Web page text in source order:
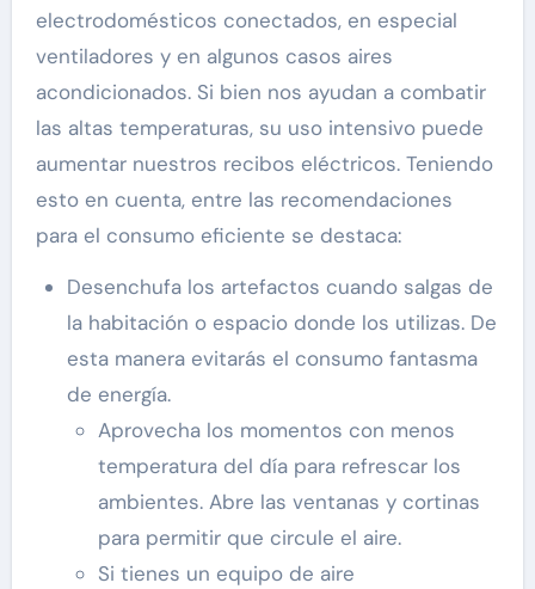
electrodomésticos conectados, en especial
ventiladores y en algunos casos aires
acondicionados. Si bien nos ayudan a combatir
las altas temperaturas, su uso intensivo puede
aumentar nuestros recibos eléctricos. Teniendo
esto en cuenta, entre las recomendaciones
para el consumo eficiente se destaca:
Desenchufa los artefactos cuando salgas de
la habitación o espacio donde los utilizas. De
esta manera evitarás el consumo fantasma
de energía.
Aprovecha los momentos con menos
temperatura del día para refrescar los
ambientes. Abre las ventanas y cortinas
para permitir que circule el aire.
Si tienes un equipo de aire